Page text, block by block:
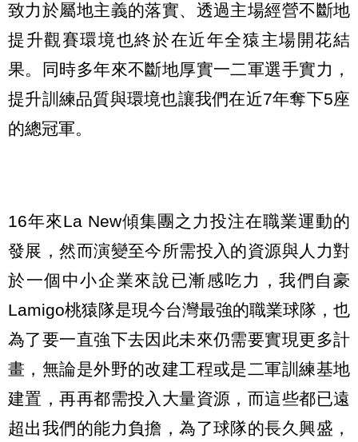
致力於屬地主義的落實、透過主場經營不斷地
提升觀賽環境也終於在近年全猿主場開花結
果。同時多年來不斷地厚實一二軍選手實力，
提升訓練品質與環境也讓我們在近7年奪下5座
的總冠軍。
16年來La New傾集團之力投注在職業運動的
發展，然而演變至今所需投入的資源與人力對
於一個中小企業來說已漸感吃力，我們自豪
Lamigo桃猿隊是現今台灣最強的職業球隊，也
為了要一直強下去因此未來仍需要實現更多計
畫，無論是外野的改建工程或是二軍訓練基地
建置，再再都需投入大量資源，而這些都已遠
超出我們的能力負擔，為了球隊的長久興盛，